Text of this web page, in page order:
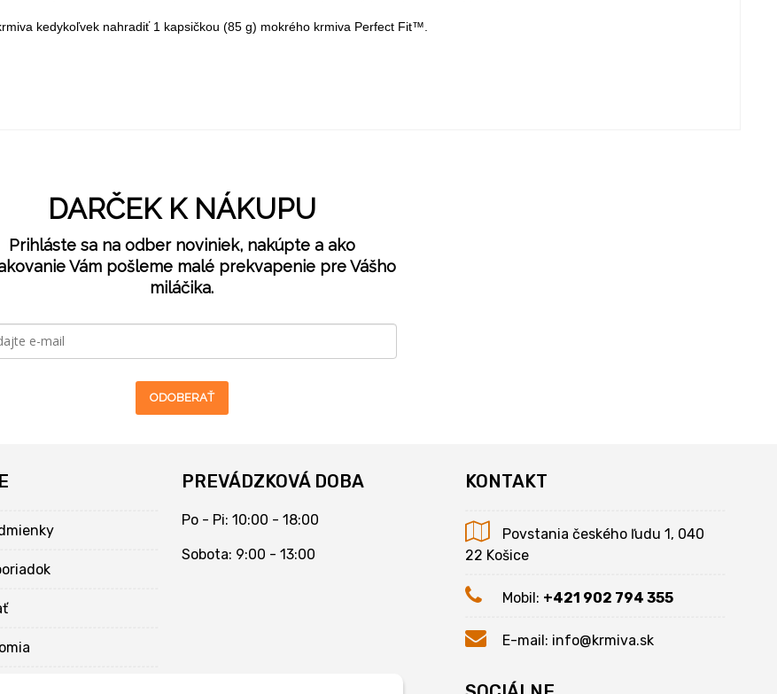
kedykoľvek nahradiť 1 kapsičkou (85 g) mokrého krmiva Perfect Fit™.
DARČEK K NÁKUPU
Prihláste sa na odber noviniek, nakúpte a ako
Vám pošleme malé prekvapenie pre Vášho
miláčika.
ODOBERAŤ
PREVÁDZKOVÁ DOBA
Po - Pi: 10:00 - 18:00
Sobota: 9:00 - 13:00
KONTAKT
Povstania českého ľudu 1, 040
22 Košice
Mobil: +421 902 794 355
E-mail: info@krmiva.sk